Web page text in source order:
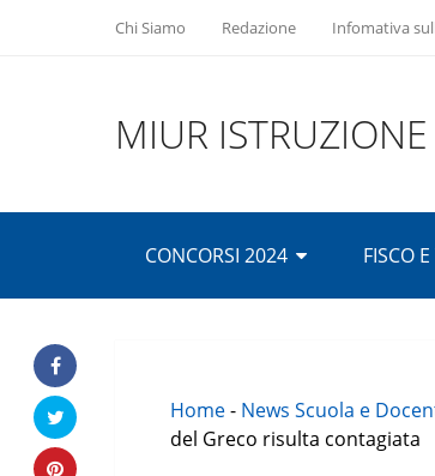
Chi Siamo Redazione Infomativa
MIUR ISTRUZIONE
CONCORSI 2024 FISCO
Home- News Scuola e
del Greco risulta contagiata